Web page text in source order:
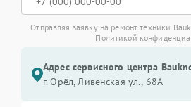
Отправляя заявку на ремонт техники
Политикой
Адрес сервисного центра
г. Орёл, Ливенская ул., 68А